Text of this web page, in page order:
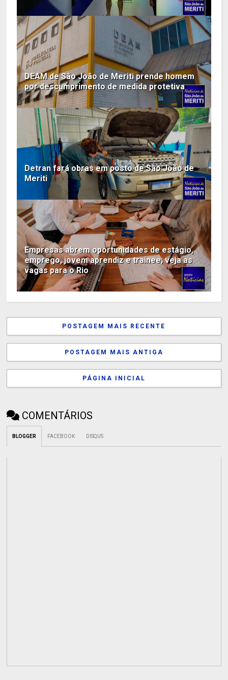
DEAM de São João de Meriti prende homem
por descumprimento de medida protetiva
Detran fará obras em posto de São João de
Meriti
Empresas abrem oportunidades de estágio,
emprego, jovem aprendiz e trainee; veja as
vagas para o Rio
POSTAGEM MAIS RECENTE
POSTAGEM MAIS ANTIGA
PÁGINA INICIAL
COMENTÁRIOS
BLOGGER FACEBOOK DISQUS